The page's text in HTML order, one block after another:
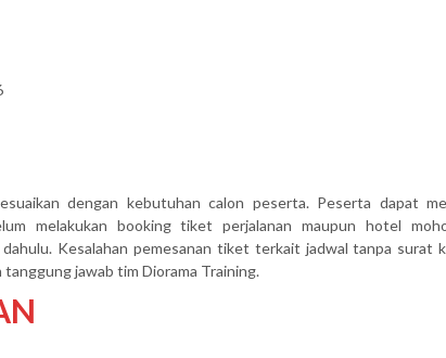
dengan kebutuhan calon peserta. Peserta dapat
melakukan booking tiket perjalanan maupun hotel
Kesalahan pemesanan tiket terkait jadwal tanpa surat
jawab tim Diorama Training.